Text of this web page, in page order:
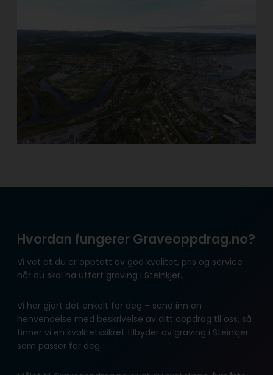
Hvordan fungerer Graveoppdrag.no?
Vi vet at du er opptatt av god kvalitet, pris og service
når du skal ha utført graving i Steinkjer.
Vi har gjort det enkelt for deg – send inn en
henvendelse med beskrivelse av ditt oppdrag til oss, så
finner vi en kvalitetssikret tilbyder av graving i Steinkjer
som passer for deg.